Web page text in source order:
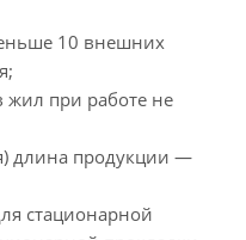
10 внешних
жил при работе не
длина продукции —
стационарной